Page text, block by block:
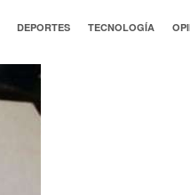
DEPORTES TECNOLOGÍA